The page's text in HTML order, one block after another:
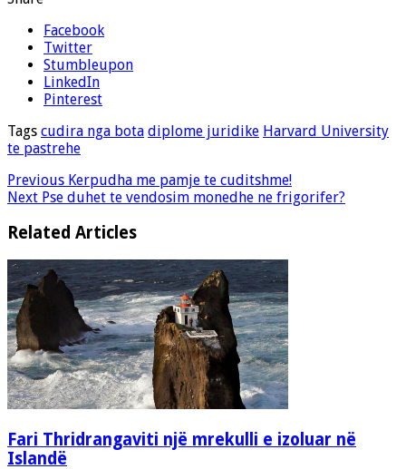
Facebook
Twitter
Stumbleupon
LinkedIn
Pinterest
Tags cudira nga bota diplome juridike Harvard University
te pastrehe
Previous Kerpudha me pamje te cuditshme!
Next Pse duhet te vendosim monedhe ne frigorifer?
Related Articles
Fari Thridrangaviti një mrekulli e izoluar në
Islandë